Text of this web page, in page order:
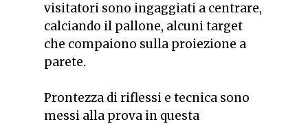
visitatori sono ingaggiati a centrare,
calciando il pallone, alcuni target
che compaiono sulla proiezione a
parete.
Prontezza di riflessi e tecnica sono
messi alla prova in questa